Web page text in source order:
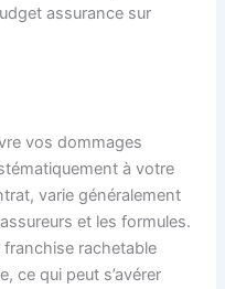
assurance sur
vos dommages
à votre
varie généralement
et les formules.
rachetable
ce qui peut s’avérer